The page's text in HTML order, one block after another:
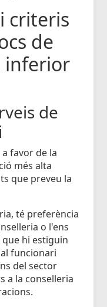
criteris
de
inferior
de
favor de la
més alta
que preveu la
té preferència
o l'ens
hi estiguin
funcionari
del sector
a la conselleria